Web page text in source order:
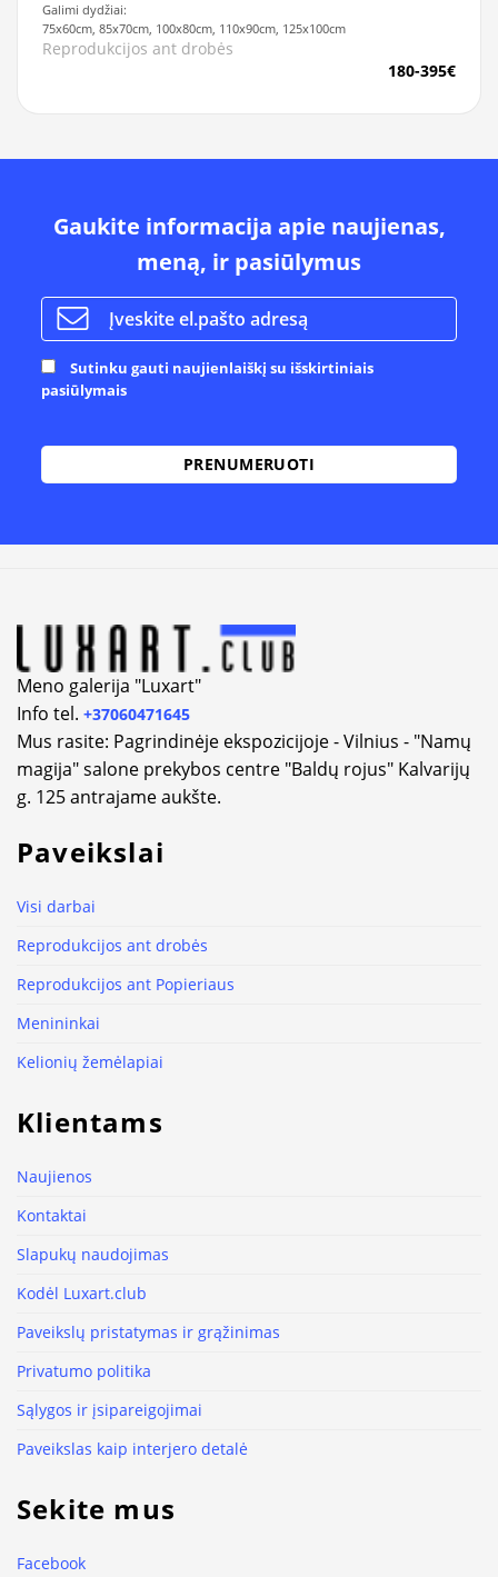
Galimi dydžiai:
75x60cm, 85x70cm, 100x80cm, 110x90cm, 125x100cm
Reprodukcijos ant drobės
180-395€
Gaukite informacija apie naujienas,
meną, ir pasiūlymus
Sutinku gauti naujienlaiškį su išskirtiniais
pasiūlymais
Meno galerija "Luxart"
Info tel. +37060471645
Mus rasite: Pagrindinėje ekspozicijoje - Vilnius - "Namų
magija" salone prekybos centre "Baldų rojus" Kalvarijų
g. 125 antrajame aukšte.
Paveikslai
Visi darbai
Reprodukcijos ant drobės
Reprodukcijos ant Popieriaus
Menininkai
Kelionių žemėlapiai
Klientams
Naujienos
Kontaktai
Slapukų naudojimas
Kodėl Luxart.club
Paveikslų pristatymas ir grąžinimas
Privatumo politika
Sąlygos ir įsipareigojimai
Paveikslas kaip interjero detalė
Sekite mus
Facebook